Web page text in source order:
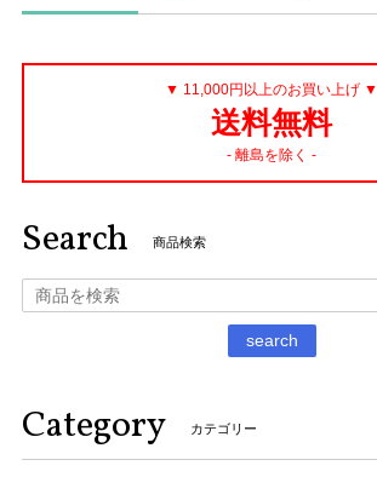
▼ 11,000円以上のお買い上げ ▼
送料無料
- 離島を除く -
Search 商品検索
search
Category カテゴリー